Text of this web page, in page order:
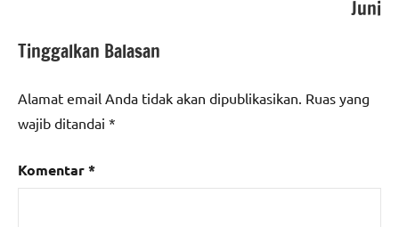
Juni
Tinggalkan Balasan
Alamat email Anda tidak akan dipublikasikan. Ruas yang
wajib ditandai *
Komentar*